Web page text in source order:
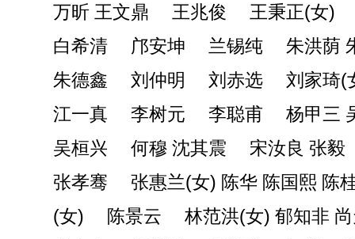
万昕 王文鼎 王兆俊 王秉正(女)
白希清 邝安坤 兰锡纯 朱洪荫
朱德鑫 刘仲明 刘赤选 刘家琦(
江一真 李树元 李聪甫 杨甲三
吴桓兴 何穆 沈其震 宋汝良 张毅
张孝骞 张惠兰(女) 陈华 陈国熙 陈
(女) 陈景云 林范洪(女) 郁知非 尚